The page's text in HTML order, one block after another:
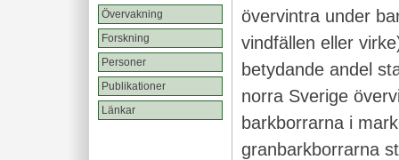
Övervakning
Forskning
Personer
Publikationer
Länkar
övervintra under
vindfällen eller
betydande andel
norra Sverige
barkborrarna i
granbarkborrarna